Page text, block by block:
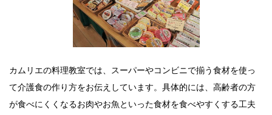
カムリエの料理教室では、スーパーやコンビニで揃う食材を使っ
て介護食の作り方をお伝えしています。具体的には、高齢者の方
が食べにくくなるお肉やお魚といった食材を食べやすくする工夫